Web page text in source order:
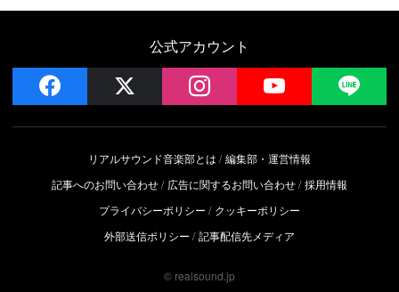
公式アカウント
facebook instagram YouTube
リアルサウンド音楽部とは
編集部・運営情報
記事へのお問い合わせ
広告に関するお問い合わせ 採用情報
プライバシーポリシー
クッキーポリシー
外部送信ポリシー
記事配信先メディア
© realsound.jp